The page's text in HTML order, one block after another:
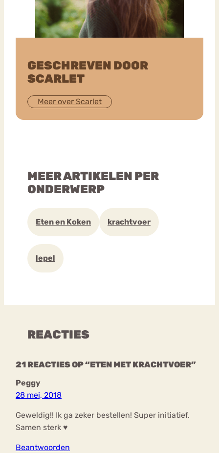
GESCHREVEN DOOR
SCARLET
Meer over Scarlet
MEER ARTIKELEN PER
ONDERWERP
Eten en Koken krachtvoer
lepel
REACTIES
21 REACTIES OP “ETEN MET KRACHTVOER”
Peggy
28 mei, 2018
Geweldig!! Ik ga zeker bestellen! Super initiatief.
Samen sterk ♥
Beantwoorden